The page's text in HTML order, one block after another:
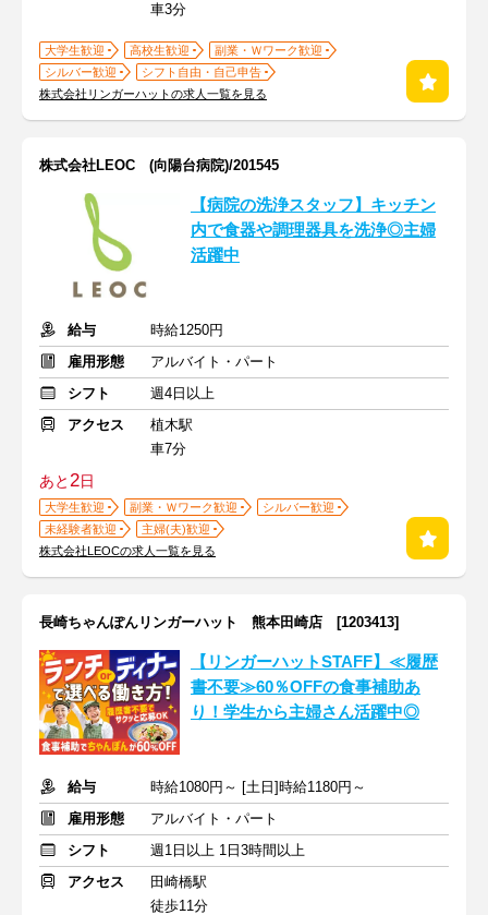
車3分
大学生歓迎 高校生歓迎
副業・Ｗワーク歓迎
シルバー歓迎
シフト自由・自己申告
株式会社リンガーハットの求人一覧を見る
株式会社LEOC (向陽台病院)/201545
【病院の洗浄スタッフ】キッチン
内で食器や調理器具を洗浄◎主婦
活躍中
給与
時給1250円
雇用形態
アルバイト・パート
シフト
週4日以上
アクセス
植木駅
車7分
あと2日
大学生歓迎 副業・Ｗワーク歓迎
シルバー歓迎
未経験者歓迎
主婦(夫)歓迎
株式会社LEOCの求人一覧を見る
長崎ちゃんぽんリンガーハット 熊本田崎店 [1203413]
【リンガーハットSTAFF】≪履歴
書不要≫60％OFFの食事補助あ
り！学生から主婦さん活躍中◎
給与
時給1080円～ [土日]時給1180円～
雇用形態
アルバイト・パート
シフト
週1日以上 1日3時間以上
アクセス
田崎橋駅
徒歩11分